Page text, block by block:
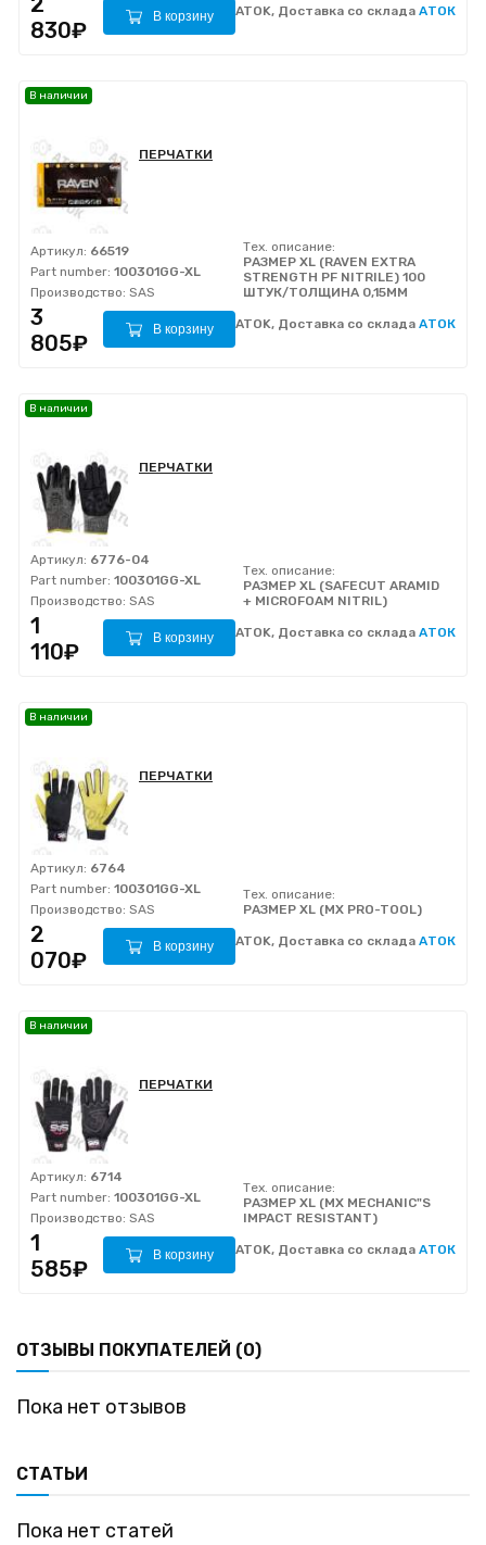
830₽
В корзину ATOK, Доставка со склада АТОК
ПЕРЧАТКИ
Артикул: 66519
Part number: 100301GG-XL
Производство: SAS
Тех. описание:
РАЗМЕР XL (RAVEN EXTRA
STRENGTH PF NITRILE) 100
ШТУК/ТОЛЩИНА 0,15MM
В наличии
3
805₽
В корзину ATOK, Доставка со склада АТОК
ПЕРЧАТКИ
Артикул: 6776-04
Part number: 100301GG-XL
Производство: SAS
Тех. описание:
РАЗМЕР XL (SAFECUT ARAMID
+ MICROFOAM NITRIL)
В наличии
1
110₽
В корзину ATOK, Доставка со склада АТОК
ПЕРЧАТКИ
Артикул: 6764
Part number: 100301GG-XL
Производство: SAS
Тех. описание:
РАЗМЕР XL (MX PRO-TOOL)
В наличии
2
070₽
В корзину ATOK, Доставка со склада АТОК
ПЕРЧАТКИ
Артикул: 6714
Part number: 100301GG-XL
Производство: SAS
Тех. описание:
РАЗМЕР XL (MX MECHANIC"S
IMPACT RESISTANT)
В наличии
1
585₽
В корзину ATOK, Доставка со склада АТОК
ОТЗЫВЫ ПОКУПАТЕЛЕЙ (0)
Пока нет отзывов
СТАТЬИ
Пока нет статей